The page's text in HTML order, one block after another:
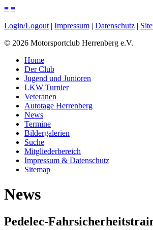
≡ ≡
Login/Logout | Impressum | Datenschutz |
© 2026 Motorsportclub Herrenberg e.V.
Home
Der Club
Jugend und Junioren
LKW Turnier
Veteranen
Autotage Herrenberg
News
Termine
Bildergalerien
Suche
Mitgliederbereich
Impressum & Datenschutz
Sitemap
News
Pedelec-